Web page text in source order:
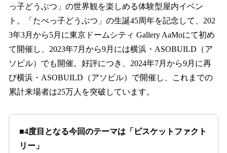
っ子どうぶつ」の世界観を楽しめる体験型屋内イベン
ト。「たべっ子どうぶつ」の生誕45周年を記念して、202
3年3月から5月に東京ドームシティ Gallery AaMoにて初め
て開催し、2023年7月から9月には横浜・ASOBUILD（ア
ソビル）でも開催。好評につき、2024年7月から9月に再
び横浜・ASOBUILD（アソビル）で開催し、これまでの
累計来場者は25万人を突破しています。
■4度目となる今回のテーマは「ビスケットファクト
リー」